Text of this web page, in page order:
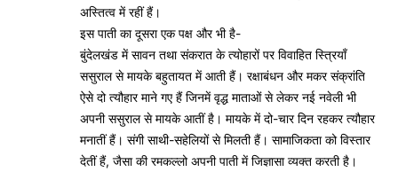
अस्तित्व में रहीं हैं।
इस पाती का दूसरा एक पक्ष और भी है-
बुंदेलखंड में सावन तथा संकरात के त्योहारों पर विवाहित स्त्रियाँ
ससुराल से मायके बहुतायत में आती हैं। रक्षाबंधन और मकर संक्रांति
ऐसे दो त्यौहार माने गए हैं जिनमें वृद्ध माताओं से लेकर नई नवेली भी
अपनी ससुराल से मायके आतीं है। मायके में दो-चार दिन रहकर त्यौहार
मनातीं हैं। संगी साथी-सहेलियों से मिलती हैं। सामाजिकता को विस्तार
देतीं हैं, जैसा की रमकल्लो अपनी पाती में जिज्ञासा व्यक्त करती है।